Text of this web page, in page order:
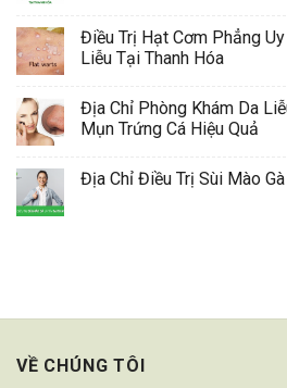
Điều Trị Hạt Cơm Phẳng
Liễu Tại Thanh Hóa
Địa Chỉ Phòng Khám Da
Mụn Trứng Cá Hiệu Quả
Địa Chỉ Điều Trị Sùi Mào
VỀ CHÚNG TÔI